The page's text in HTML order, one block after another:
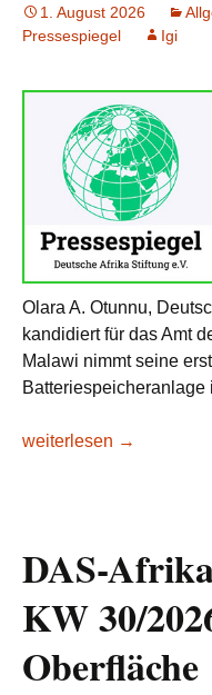
1. August 2026
Pressespiegel
Igi
Olara A. Otunnu,
kandidiert für das Amt
Malawi nimmt seine
Batteriespeicheranlage
DAS-Afrika-
weiterlesen →
DAS-
KW 30/
Oberfläche